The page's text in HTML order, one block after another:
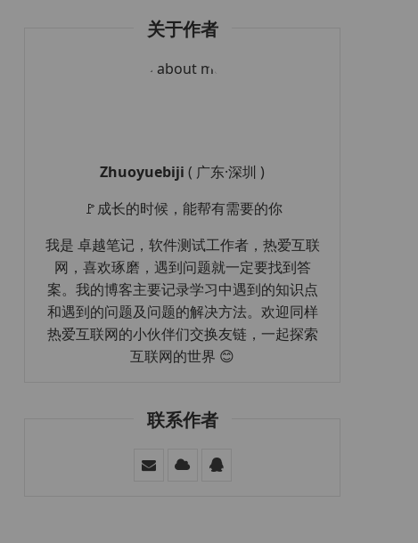
关于作者
Zhuoyuebiji ( 广东·深圳 )
🚩成长的时候，能帮有需要的你
我是 卓越笔记，软件测试工作者，热爱互联
网，喜欢琢磨，遇到问题就一定要找到答
案。我的博客主要记录学习中遇到的知识点
和遇到的问题及问题的解决方法。欢迎同样
热爱互联网的小伙伴们交换友链，一起探索
互联网的世界 😊
联系作者